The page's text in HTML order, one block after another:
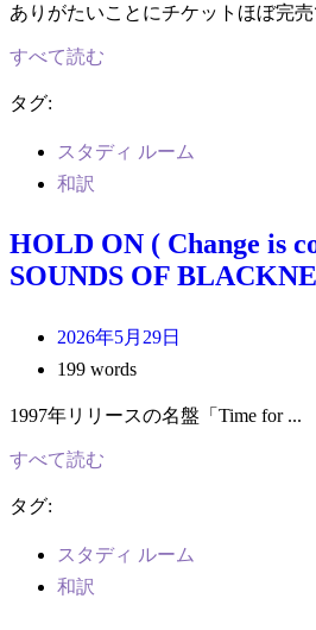
ありがたいことにチケットほぼ完
すべて読む
タグ:
スタディ ルーム
和訳
HOLD ON ( Change is
SOUNDS OF
2026年5月29日
199 words
1997年リリースの名盤「Time for ...
すべて読む
タグ:
スタディ ルーム
和訳